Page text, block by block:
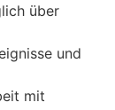
über
und
mit